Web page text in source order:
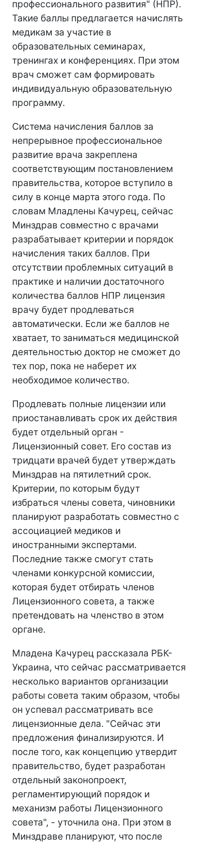
профессионального развития" (НПР).
Такие баллы предлагается начислять
медикам за участие в
образовательных семинарах,
тренингах и конференциях. При этом
врач сможет сам формировать
индивидуальную образовательную
программу.
Система начисления баллов за
непрерывное профессиональное
развитие врача закреплена
соответствующим постановлением
правительства, которое вступило в
силу в конце марта этого года. По
словам Младлены Качурец, сейчас
Минздрав совместно с врачами
разрабатывает критерии и порядок
начисления таких баллов. При
отсутствии проблемных ситуаций в
практике и наличии достаточного
количества баллов НПР лицензия
врачу будет продлеваться
автоматически. Если же баллов не
хватает, то заниматься медицинской
деятельностью доктор не сможет до
тех пор, пока не наберет их
необходимое количество.
Продлевать полные лицензии или
приостанавливать срок их действия
будет отдельный орган -
Лицензионный совет. Его состав из
тридцати врачей будет утверждать
Минздрав на пятилетний срок.
Критерии, по которым будут
избраться члены совета, чиновники
планируют разработать совместно с
ассоциацией медиков и
иностранными экспертами.
Последние также смогут стать
членами конкурсной комиссии,
которая будет отбирать членов
Лицензионного совета, а также
претендовать на членство в этом
органе.
Младена Качурец рассказала РБК-
Украина, что сейчас рассматривается
несколько вариантов организации
работы совета таким образом, чтобы
он успевал рассматривать все
лицензионные дела. "Сейчас эти
предложения финализируются. И
после того, как концепцию утвердит
правительство, будет разработан
отдельный законопроект,
регламентирующий порядок и
механизм работы Лицензионного
совета", - уточнила она. При этом в
Минздраве планируют, что после